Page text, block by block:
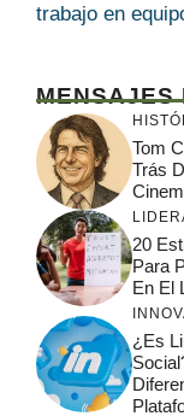
trabajo en
MENSAJES
Tom
Trás
20
Para
En El
¿Es